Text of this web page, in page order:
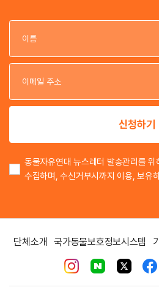
신청하기
동물자유연대 뉴스레터 발송관리를
수집하며, 수신거부시까지 이용, 보유
단체소개 국가동물보호정보시스템